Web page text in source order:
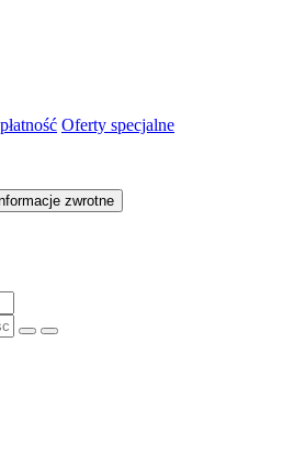
Oferty specjalne
zwrotne